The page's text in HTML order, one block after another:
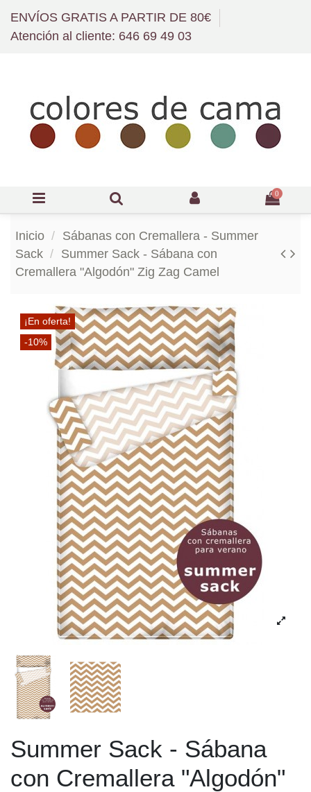
ENVÍOS GRATIS A PARTIR DE 80€
Atención al cliente: 646 69 49 03
0
Inicio
Sábanas con Cremallera - Summer
Sack
Summer Sack - Sábana con
Cremallera "Algodón" Zig Zag Camel
¡En oferta!
-10%
Summer Sack - Sábana
con Cremallera "Algodón"